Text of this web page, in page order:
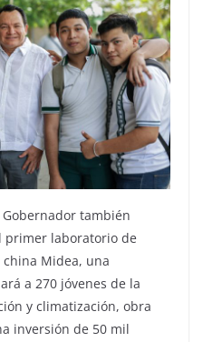
también
primer laboratorio de
Midea, una
a 270 jóvenes de la
y climatización, obra
inversión de 50 mil